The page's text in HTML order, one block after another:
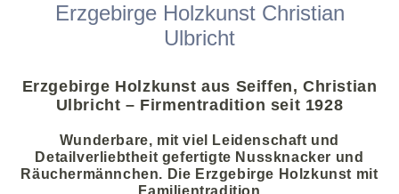
Erzgebirge Holzkunst Christian
Ulbricht
Erzgebirge Holzkunst aus Seiffen, Christian
Ulbricht – Firmentradition seit 1928
Wunderbare, mit viel Leidenschaft und
Detailverliebtheit gefertigte Nussknacker und
Räuchermännchen. Die Erzgebirge Holzkunst mit
Familientradition